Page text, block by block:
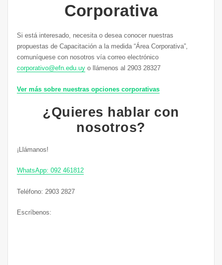
Corporativa
Si está interesado, necesita o desea conocer nuestras
propuestas de Capacitación a la medida “Área Corporativa”,
comuníquese con nosotros vía correo electrónico
corporativo@efn.edu.uyo llámenos al 2903 28327
Ver más sobre nuestras opciones corporativas
¿Quieres hablar con
nosotros?
¡Llámanos!
WhatsApp: 092 461812
Teléfono: 2903 2827
Escríbenos: